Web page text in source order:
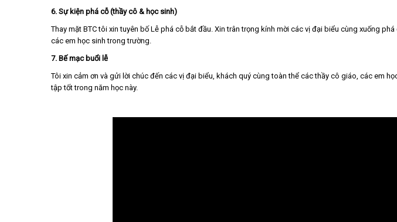
6. Sự kiện phá cỗ (thầy cô & học sinh)
Thay mặt BTC tôi xin tuyên bố Lễ phá cỗ bắt đầu. Xin trân trọng kính mời các vị đại biểu cùng xuống
các em học sinh trong trường.
7. Bế mạc buổi lễ
Tôi xin cảm ơn và gửi lời chúc đến các vị đại biểu, khách quý cùng toàn thể các thầy cô giáo, các em
tập tốt trong năm học này.